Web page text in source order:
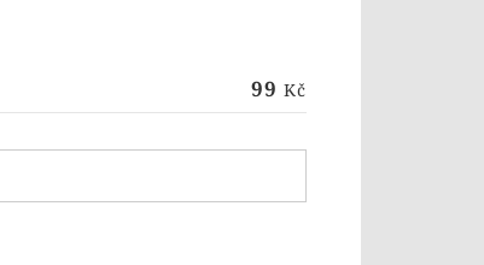
99 Kč